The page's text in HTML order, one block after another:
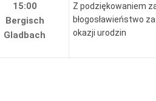
15:00
Bergisch
Gladbach
Z podziękowaniem
błogosławieństwo
okazji urodzin